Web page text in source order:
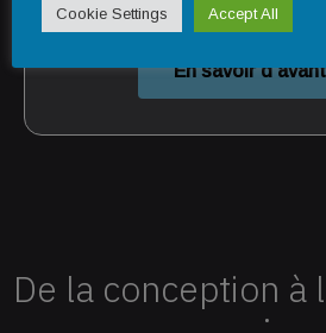
En savoir
De la conception à
Cookie Settings Accept All